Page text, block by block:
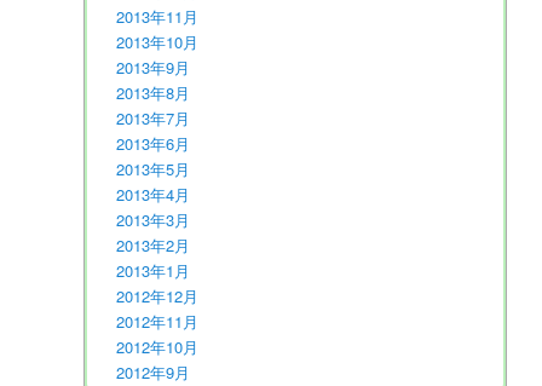
2013年11月
2013年10月
2013年9月
2013年8月
2013年7月
2013年6月
2013年5月
2013年4月
2013年3月
2013年2月
2013年1月
2012年12月
2012年11月
2012年10月
2012年9月